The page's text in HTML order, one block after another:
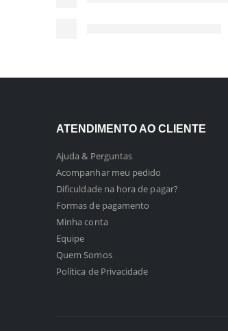
ATENDIMENTO AO CLIENTE
Ajuda & Perguntas
Acompanhar meu pedido
Dificuldade na hora de pagar?
Formas de pagamento
Minha conta
Equipe
Quem Somos
Política de Privacidade